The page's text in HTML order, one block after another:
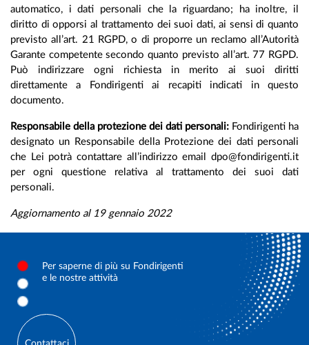
automatico, i dati personali che la riguardano; ha inoltre, il
diritto di opporsi al trattamento dei suoi dati, ai sensi di quanto
previsto all’art. 21 RGPD, o di proporre un reclamo all’Autorità
Garante competente secondo quanto previsto all’art. 77 RGPD.
Può indirizzare ogni richiesta in merito ai suoi diritti
direttamente a Fondirigenti ai recapiti indicati in questo
documento.
Responsabile della protezione dei dati personali: Fondirigenti ha
designato un Responsabile della Protezione dei dati personali
che Lei potrà contattare all’indirizzo email dpo@fondirigenti.it
per ogni questione relativa al trattamento dei suoi dati
personali.
Aggiornamento al 19 gennaio 2022
Per saperne di più su Fondirigenti
e le nostre attività